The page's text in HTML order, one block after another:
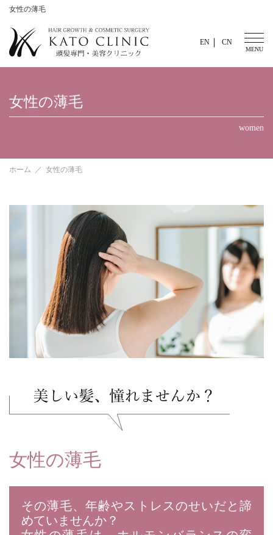
女性の薄毛
EN CN
女性の薄毛
women
ホーム 女性の薄毛
女性の薄毛
その薄毛、年齢やストレスのせいだと諦
めていませんか？